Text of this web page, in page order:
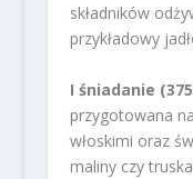
składników
przykładowy
I śniadanie
przygotowana
włoskimi oraz
maliny czy